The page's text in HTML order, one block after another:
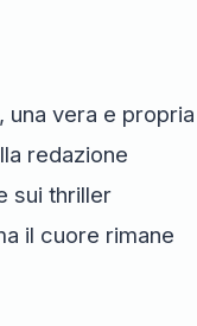
una vera e propria
redazione
sui thriller
il cuore rimane